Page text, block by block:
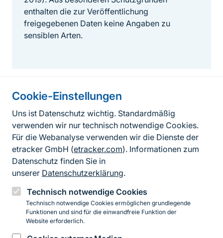
Cookie-Einstellungen
Uns ist Datenschutz wichtig. Standardmäßig
verwenden wir nur technisch notwendige Cookies.
Für die Webanalyse verwenden wir die Dienste der
etracker GmbH (etracker.com). Informationen zum
Datenschutz finden Sie in
unserer Datenschutzerklärung.
Technisch notwendige Cookies
Technisch notwendige Cookies ermöglichen grundlegende
Funktionen und sind für die einwandfreie Funktion der
Website erforderlich.
enthalten die zur Veröffentlichung
freigegebenen Daten keine Angaben zu
sensiblen Arten.
Informationen zur Seite
FußzeileKontakt zum BfN
Kontaktformular
Erklärung zur Barrierefreiheit
Impressum
Datenschutz